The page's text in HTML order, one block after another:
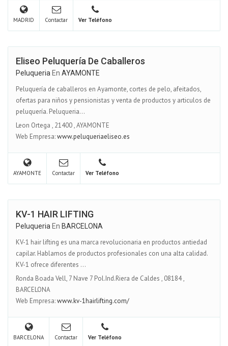
MADRID Contactar Ver Teléfono
Eliseo Peluquería De Caballeros
Peluqueria En AYAMONTE
Peluquería de caballeros en Ayamonte, cortes de pelo, afeitados,
ofertas para niños y pensionistas y venta de productos y articulos de
peluquería. Peluqueria...
Leon Ortega , 21400,AYAMONTE
Web Empresa:www.peluqueriaeliseo.es
AYAMONTE Contactar Ver Teléfono
KV-1 HAIR LIFTING
Peluqueria En BARCELONA
KV-1 hair lifting es una marca revolucionaria en productos antiedad
capilar. Hablamos de productos profesionales con una alta calidad.
KV-1 ofrece diferentes ...
Ronda Boada Vell, 7 Nave 7 Pol.Ind.Riera de Caldes , 08184,
BARCELONA
Web Empresa:www.kv-1hairlifting.com/
BARCELONA Contactar Ver Teléfono